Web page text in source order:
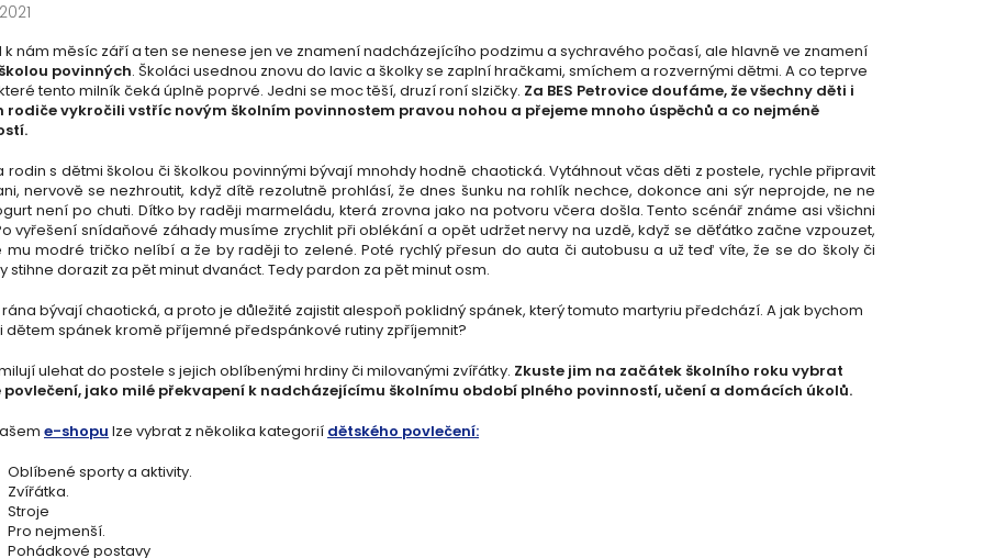
k nám měsíc září a ten se nenese jen ve znamení nadcházejícího podzimu a sychravého počasí, ale hlavně ve znamení
povinných. Školáci usednou znovu do lavic a školky se zaplní hračkami, smíchem a rozvernými dětmi. A co teprve
tento milník čeká úplně poprvé. Jedni se moc těší, druzí roní slzičky. Za BES Petrovice doufáme, že všechny děti i
rodiče vykročili vstříc novým školním povinnostem pravou nohou a přejeme mnoho úspěchů a co nejméně
rodin s dětmi školou či školkou povinnými bývají mnohdy hodně chaotická. Vytáhnout včas děti z postele, rychle připravit
nervově se nezhroutit, když dítě rezolutně prohlásí, že dnes šunku na rohlík nechce, dokonce ani sýr neprojde, ne ne
není po chuti. Dítko by raději marmeládu, která zrovna jako na potvoru včera došla. Tento scénář známe asi všichni
vyřešení snídaňové záhady musíme zrychlit při oblékání a opět udržet nervy na uzdě, když se děťátko začne vzpouzet,
mu modré tričko nelíbí a že by raději to zelené. Poté rychlý přesun do auta či autobusu a už teď víte, že se do školy či
stihne dorazit za pět minut dvanáct. Tedy pardon za pět minut osm.
rána bývají chaotická, a proto je důležité zajistit alespoň poklidný spánek, který tomuto martyriu předchází. A jak bychom
dětem spánek kromě příjemné předspánkové rutiny zpříjemnit?
ulehat do postele s jejich oblíbenými hrdiny či milovanými zvířátky. Zkuste jim na začátek školního roku vybrat
povlečení, jako milé překvapení k nadcházejícímu školnímu období plného povinností, učení a domácích úkolů.
e-shopu lze vybrat z několika kategorií dětského povlečení:
Oblíbené sporty a aktivity.
Zvířátka.
Stroje
Pro nejmenší.
Pohádkové postavy